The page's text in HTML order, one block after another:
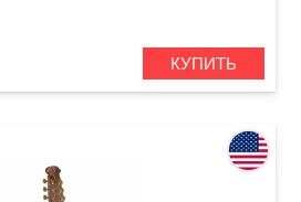
КУПИТЬ